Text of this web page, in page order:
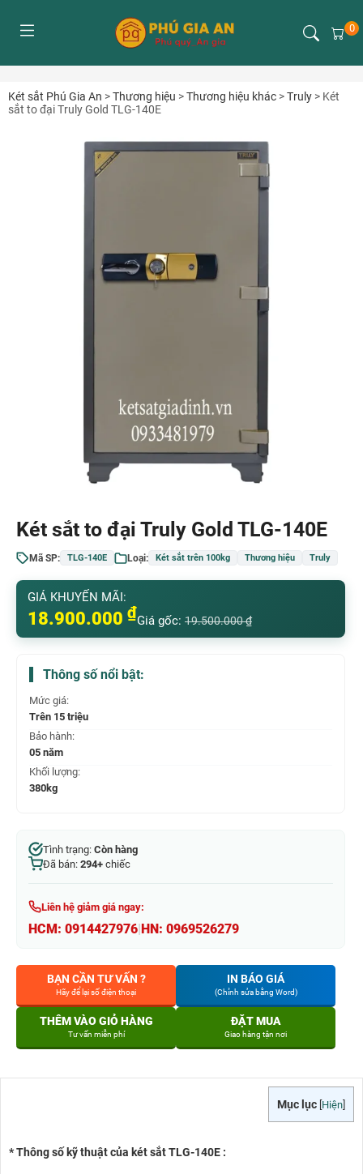
0
Két sắt Phú Gia An >Thương hiệu >Thương hiệu khác >Truly > Két
sắt to đại Truly Gold TLG-140E
Két sắt to đại Truly Gold TLG-140E
Mã SP: TLG-140E Loại: Két sắt trên 100kg Thương hiệu Truly
GIÁ KHUYẾN MÃI:
18.900.000 ₫Giá gốc: 19.500.000₫
Thông số nổi bật:
Mức giá:
Trên 15 triệu
Bảo hành:
05 năm
Khối lượng:
380kg
Tình trạng: Còn hàng
Đã bán: 294+ chiếc
Liên hệ giảm giá ngay:
HCM: 0914427976 HN: 0969526279
BẠN CẦN TƯ VẤN ?
Hãy để lại số điện thoại
IN BÁO GIÁ
(Chỉnh sửa bằng Word)
THÊM VÀO GIỎ HÀNG
Tư vấn miễn phí
ĐẶT MUA
Giao hàng tận nơi
Mục lục Hiện
* Thông số kỹ thuật của két sắt TLG-140E :